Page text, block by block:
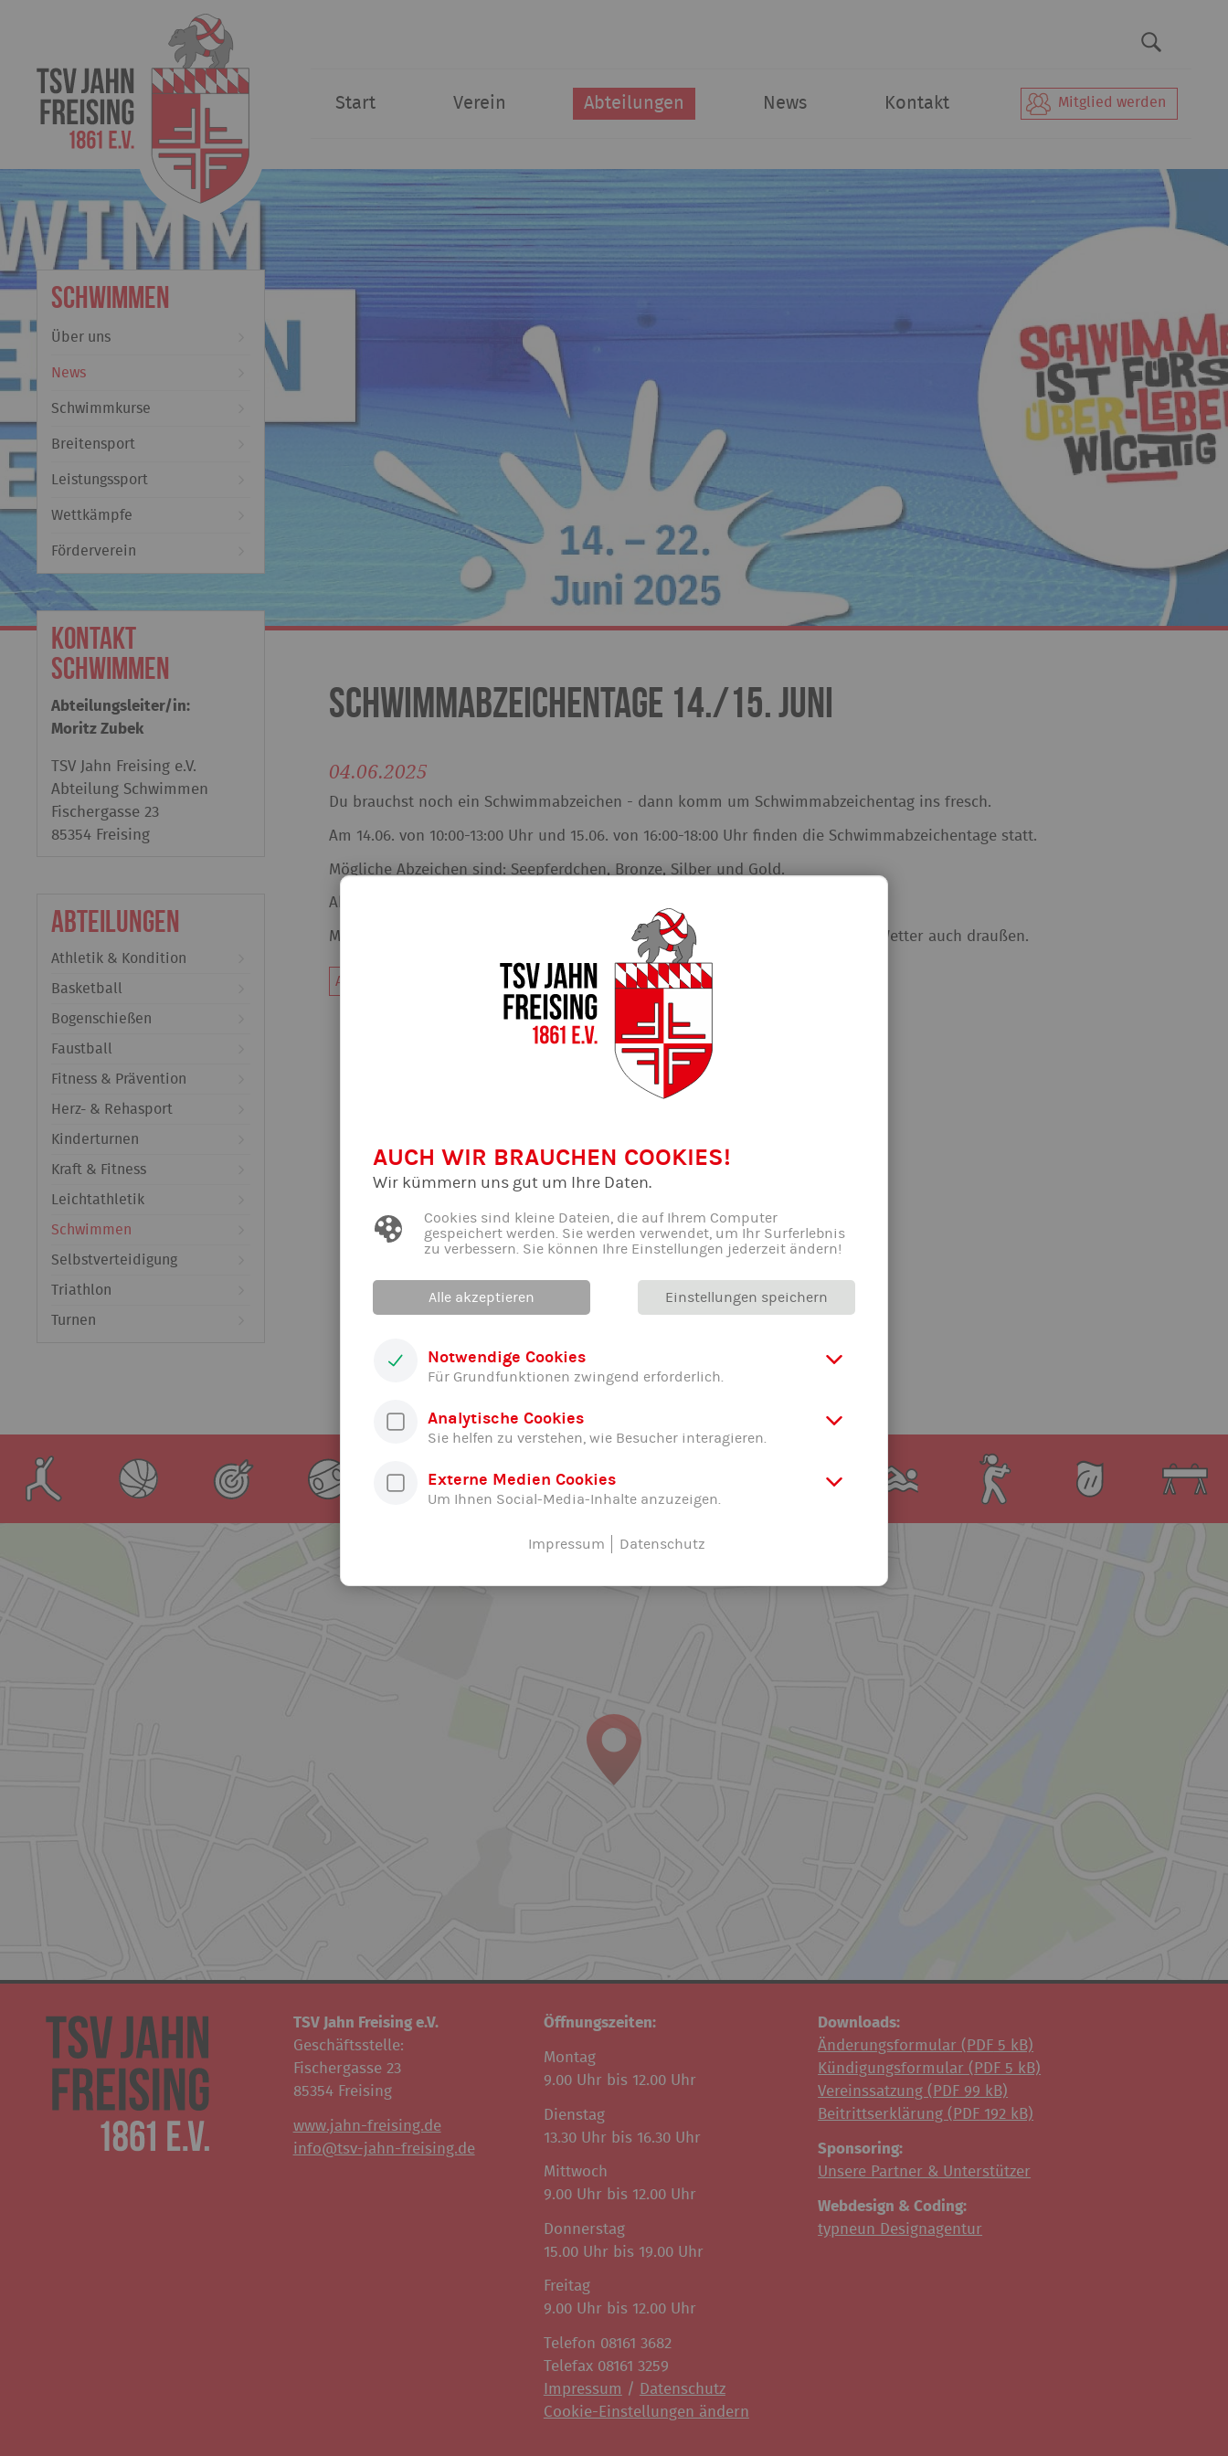
Start Verein Abteilungen News Kontakt Mitglied werden
Schwimmen
Über uns
News
Schwimmkurse
Breitensport
Leistungssport
Wettkämpfe
Förderverein
Kontakt
Schwimmen
Abteilungsleiter/in:
Moritz Zubek
TSV Jahn Freising e.V.
Abteilung Schwimmen
Fischergasse 23
85354 Freising
Abteilungen
Athletik & Kondition
Basketball
Bogenschießen
Faustball
Fitness & Prävention
Herz- & Rehasport
Kinderturnen
Kraft & Fitness
Leichtathletik
Schwimmen
Selbstverteidigung
Triathlon
Turnen
Schwimmabzeichentage 14./15. Juni
04.06.2025
Du brauchst noch ein Schwimmabzeichen - dann komm um Schwimmabzeichentag ins fresch.
Am 14.06. von 10:00-13:00 Uhr und 15.06. von 16:00-18:00 Uhr finden die Schwimmabzeichentage statt.
Mögliche Abzeichen sind: Seepferdchen, Bronze, Silber und Gold.
Abeichen kosten nichts, wir freuen uns über eine Spende.
Man findet uns je nach Wetter am Sportbecken innen und/oder bei schönem Wetter auch draußen.
Alle News der Abteilung ...
TSV Jahn Freising e.V.
Geschäftsstelle:
Fischergasse 23
85354 Freising
www.jahn-freising.de
info@tsv-jahn-freising.de
Öffnungszeiten:
Montag
9.00 Uhr bis 12.00 Uhr
Dienstag
13.30 Uhr bis 16.30 Uhr
Mittwoch
9.00 Uhr bis 12.00 Uhr
Donnerstag
15.00 Uhr bis 19.00 Uhr
Freitag
9.00 Uhr bis 12.00 Uhr
Telefon 08161 3682
Telefax 08161 3259
Impressum /
Datenschutz
Cookie-Einstellungen ändern
Downloads:
Änderungsformular ( PDF 5 kB)
Kündigungsformular ( PDF 5 kB)
Vereinssatzung ( PDF 99 kB)
Beitrittserklärung ( PDF 192 kB)
Sponsoring:
Unsere Partner & Unterstützer
Webdesign & Coding:
typneun Designagentur
AUCH WIR BRAUCHEN COOKIES!
Wir kümmern uns gut um Ihre Daten.
Cookies sind kleine Dateien, die auf Ihrem Computer
gespeichert werden. Sie werden verwendet, um Ihr Surferlebnis
zu verbessern. Sie können Ihre Einstellungen jederzeit ändern!
Alle akzeptieren Einstellungen speichern
Notwendige Cookies
Für Grundfunktionen zwingend erforderlich.
Analytische Cookies
Sie helfen zu verstehen, wie Besucher interagieren.
Externe Medien Cookies
Um Ihnen Social-Media-Inhalte anzuzeigen.
Impressum Datenschutz